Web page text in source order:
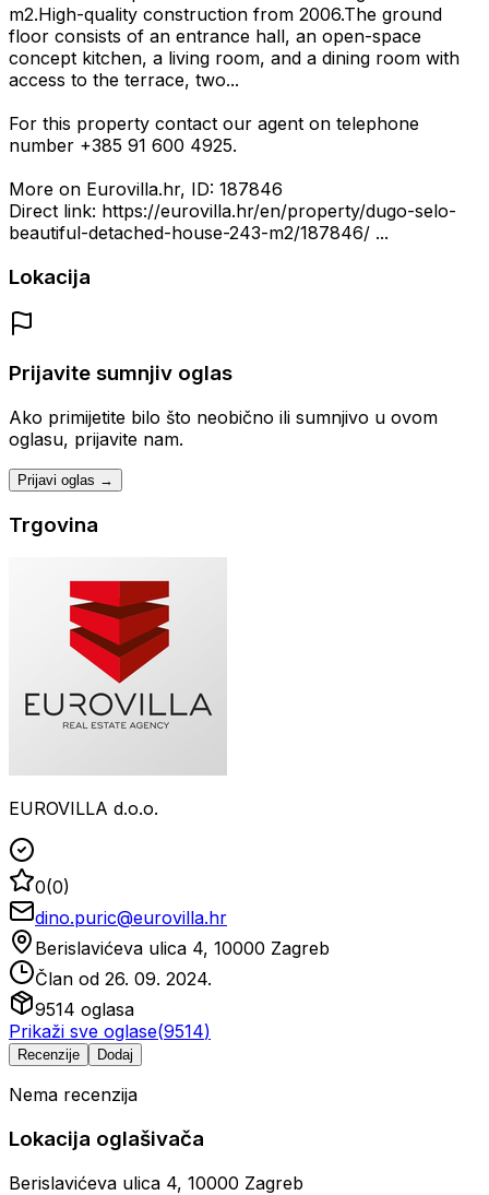
m2.High-quality construction from 2006.The ground
floor consists of an entrance hall, an open-space
concept kitchen, a living room, and a dining room with
access to the terrace, two...
For this property contact our agent on telephone
number +385 91 600 4925.
More on Eurovilla.hr, ID: 187846
Direct link: https://eurovilla.hr/en/property/dugo-selo-
beautiful-detached-house-243-m2/187846/ ...
Lokacija
Prijavite sumnjiv oglas
Ako primijetite bilo što neobično ili sumnjivo u ovom
oglasu, prijavite nam.
Prijavi oglas →
Trgovina
EUROVILLA d.o.o.
0(0)
dino.puric@eurovilla.hr
Berislavićeva ulica 4, 10000 Zagreb
Član od 26. 09. 2024.
9514 oglasa
Prikaži sve oglase(9514)
Recenzije Dodaj
Nema recenzija
Lokacija oglašivača
Berislavićeva ulica 4, 10000 Zagreb